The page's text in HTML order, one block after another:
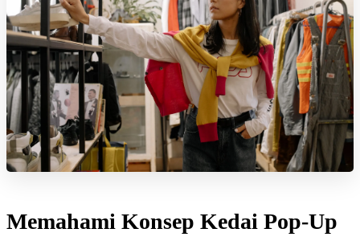
Memahami Konsep Kedai Pop-Up